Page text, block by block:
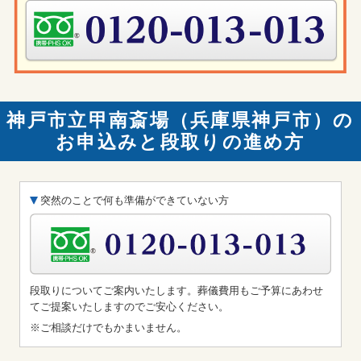
神戸市立甲南斎場（兵庫県神戸市）の
お申込みと段取りの進め方
突然のことで何も準備ができていない方
段取りについてご案内いたします。葬儀費用もご予算にあわせ
てご提案いたしますのでご安心ください。
※ご相談だけでもかまいません。